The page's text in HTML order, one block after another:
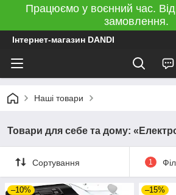
Працюємо у воєнний час.
замовлення.
Інтернет-магазин DANDI
Наші товари
Товари для себе та дому:
Сортування 1
–10% –15%